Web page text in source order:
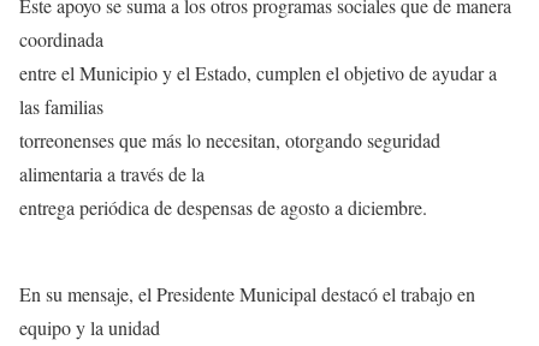
coordinada
entre el Municipio y el Estado, cumplen el objetivo de ayudar a
las familias
torreonenses que más lo necesitan, otorgando seguridad
alimentaria a través de la
entrega periódica de despensas de agosto a diciembre.
En su mensaje, el Presidente Municipal destacó el trabajo en
equipo y la unidad